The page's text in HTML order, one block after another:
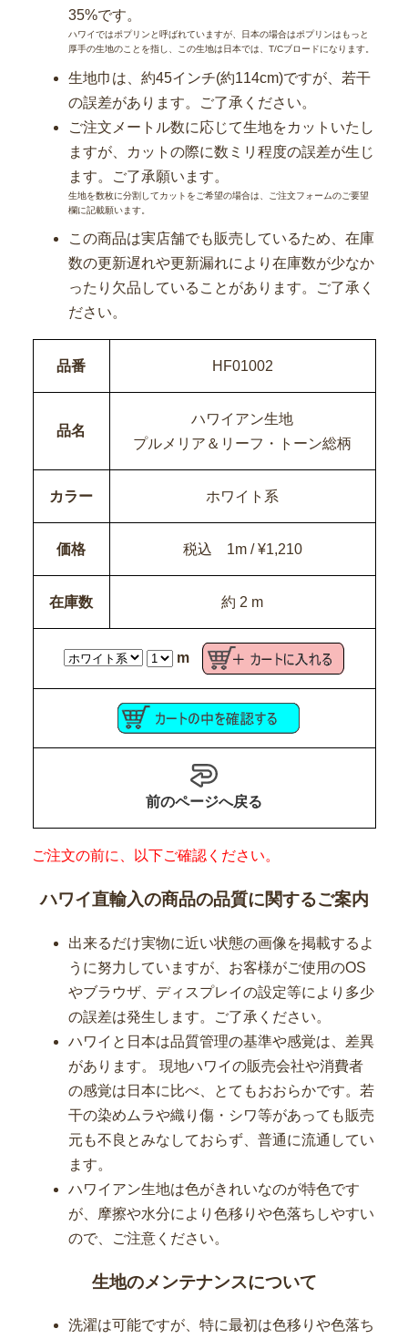
35%です。
ハワイではポプリンと呼ばれていますが、日本の場合はポプリンはもっと
厚手の生地のことを指し、この生地は日本では、T/Cブロードになります。
生地巾は、約45インチ(約114cm)ですが、若干
の誤差があります。ご了承ください。
ご注文メートル数に応じて生地をカットいたし
ますが、カットの際に数ミリ程度の誤差が生じ
ます。ご了承願います。
生地を数枚に分割してカットをご希望の場合は、ご注文フォームのご要望
欄に記載願います。
この商品は実店舗でも販売しているため、在庫
数の更新遅れや更新漏れにより在庫数が少なか
ったり欠品していることがあります。ご了承く
ださい。
品番 HF01002
品名
ハワイアン生地
プルメリア＆リーフ・トーン総柄
カラー ホワイト系
価格 税込 1m / ¥1,210
在庫数 約 2 m
m
前のページへ戻る
ご注文の前に、以下ご確認ください。
ハワイ直輸入の商品の品質に関するご案内
出来るだけ実物に近い状態の画像を掲載するよ
うに努力していますが、お客様がご使用のOS
やブラウザ、ディスプレイの設定等により多少
の誤差は発生します。ご了承ください。
ハワイと日本は品質管理の基準や感覚は、差異
があります。 現地ハワイの販売会社や消費者
の感覚は日本に比べ、とてもおおらかです。若
干の染めムラや織り傷・シワ等があっても販売
元も不良とみなしておらず、普通に流通してい
ます。
ハワイアン生地は色がきれいなのが特色です
が、摩擦や水分により色移りや色落ちしやすい
ので、ご注意ください。
生地のメンテナンスについて
洗濯は可能ですが、特に最初は色移りや色落ち